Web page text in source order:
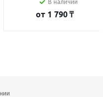
В наличии
от 1 790 ₸